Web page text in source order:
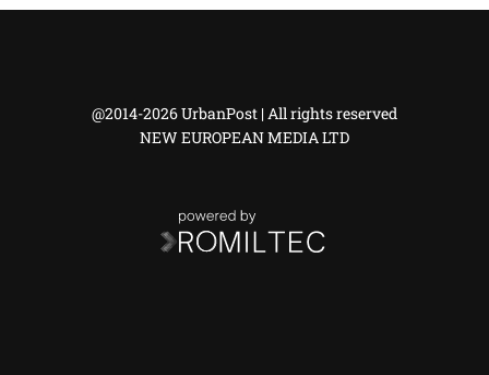
@2014-2026 UrbanPost | All rights reserved
NEW EUROPEAN MEDIA LTD